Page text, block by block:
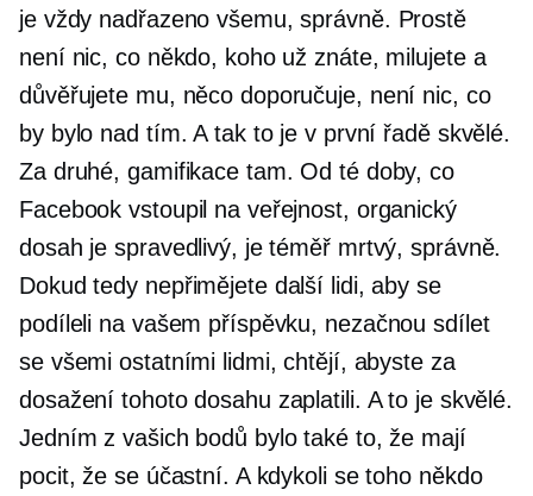
je vždy nadřazeno všemu, správně. Prostě
není nic, co někdo, koho už znáte, milujete a
důvěřujete mu, něco doporučuje, není nic, co
by bylo nad tím. A tak to je v první řadě skvělé.
Za druhé, gamifikace tam. Od té doby, co
Facebook vstoupil na veřejnost, organický
dosah je spravedlivý, je téměř mrtvý, správně.
Dokud tedy nepřimějete další lidi, aby se
podíleli na vašem příspěvku, nezačnou sdílet
se všemi ostatními lidmi, chtějí, abyste za
dosažení tohoto dosahu zaplatili. A to je skvělé.
Jedním z vašich bodů bylo také to, že mají
pocit, že se účastní. A kdykoli se toho někdo